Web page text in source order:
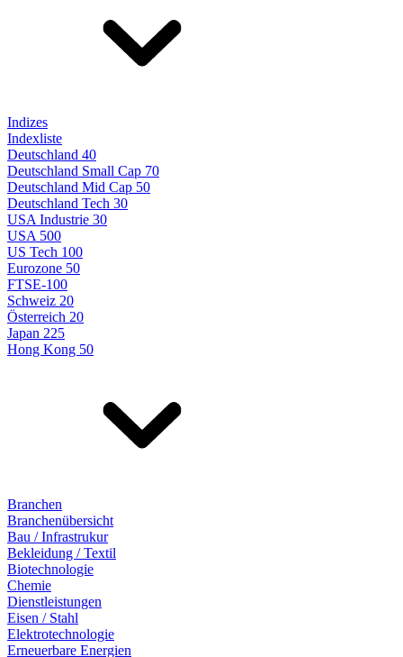
Indizes
Indexliste
Deutschland 40
Deutschland Small Cap 70
Deutschland Mid Cap 50
Deutschland Tech 30
USA Industrie 30
USA 500
US Tech 100
Eurozone 50
FTSE-100
Schweiz 20
Österreich 20
Japan 225
Hong Kong 50
Branchen
Branchenübersicht
Bau / Infrastrukur
Bekleidung / Textil
Biotechnologie
Chemie
Dienstleistungen
Eisen / Stahl
Elektrotechnologie
Erneuerbare Energien